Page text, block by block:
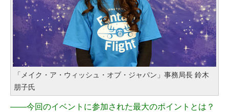
「メイク・ア・ウィッシュ・オブ・ジャパン」事務局長 鈴木
朋子氏
――今回のイベントに参加された最大のポイントとは？